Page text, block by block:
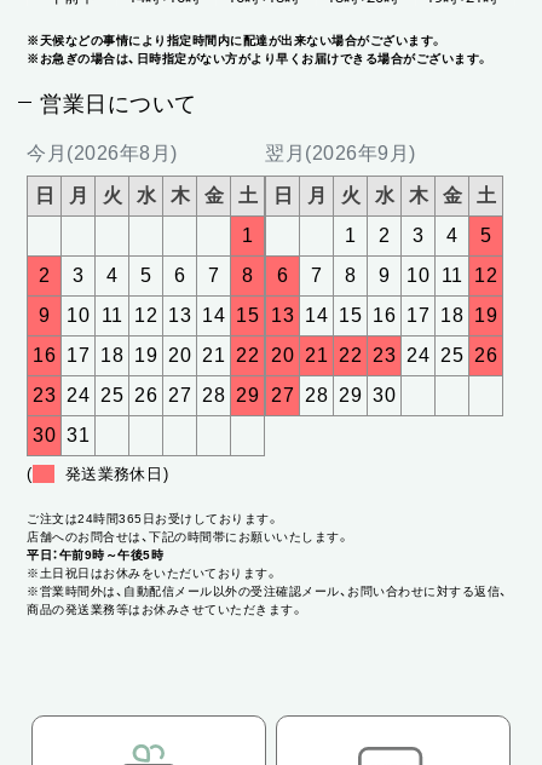
※天候などの事情により指定時間内に配達が出来ない場合がございます。
※お急ぎの場合は、日時指定がない方がより早くお届けできる場合がございます。
営業日について
今月(2026年8月)
日 月 火 水 木 金
土
1
2
3 4 5 6 7
8
9
10 11 12 13 14 15
16 17 18 19 20 21
22
23 24 25 26 27 28 29
30 31
翌月(2026年9月)
日 月 火 水 木 金
土
1
2 3 4
5
6
7 8 9 10 11
12
13 14 15 16 17 18 19
20 21 22 23 24 25 26
27 28 29 30
( 発送業務休日)
ご注文は24時間365日お受けしております。
店舗へのお問合せは、下記の時間帯にお願いいたします。
平日：午前9時～午後5時
※土日祝日はお休みをいただいております。
※営業時間外は、自動配信メール以外の受注確認メール、お問い合わせに対する返信、
商品の発送業務等はお休みさせていただきます。